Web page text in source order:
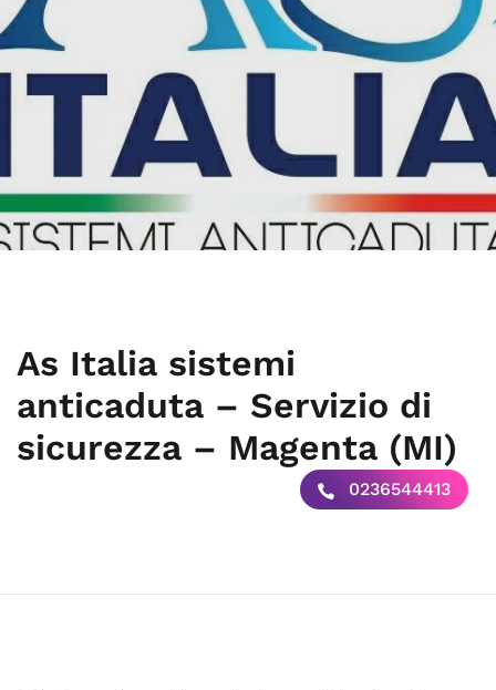
As Italia sistemi
anticaduta – Servizio di
sicurezza – Magenta (MI)
0236544413